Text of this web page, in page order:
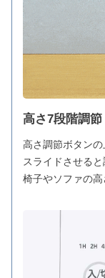
高さ7段階調節
高さ調節ボタン
スライドさせると
椅子やソファの高